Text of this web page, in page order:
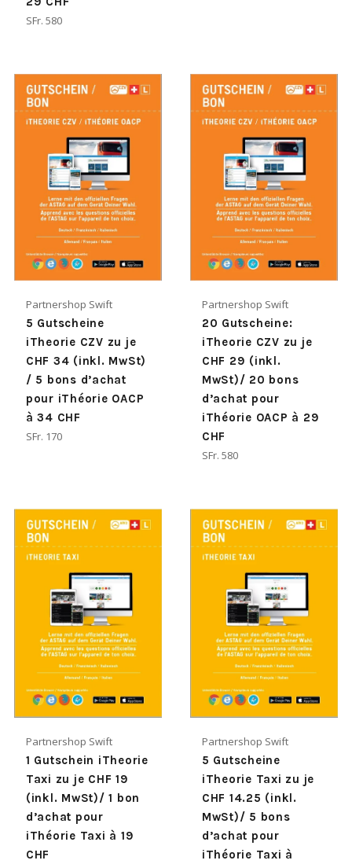
Normaler
SFr. 580
Partnershop Swift
5 Gutscheine
iTheorie CZV zu je
CHF 34 (inkl. MwSt)
/ 5 bons d’achat
pour iThéorie OACP
à 34 CHF
Normaler
SFr. 170
Partnershop Swift
20 Gutscheine:
iTheorie CZV zu je
CHF 29 (inkl.
MwSt)/ 20 bons
d’achat pour
iThéorie OACP à 29
CHF
Normaler
SFr. 580
Partnershop Swift
1 Gutschein iTheorie
Taxi zu je CHF 19
(inkl. MwSt)/ 1 bon
d’achat pour
iThéorie Taxi à 19
CHF
Partnershop Swift
5 Gutscheine
iTheorie Taxi zu je
CHF 14.25 (inkl.
MwSt)/ 5 bons
d’achat pour
iThéorie Taxi à